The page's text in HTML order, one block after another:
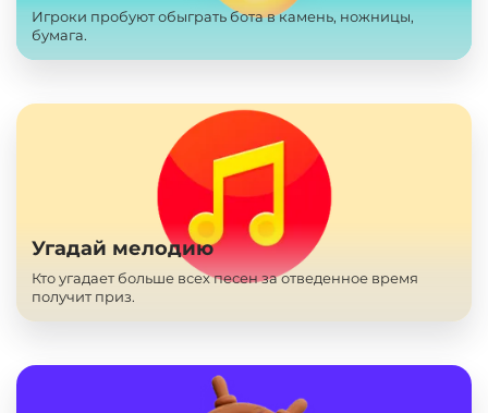
Игроки пробуют обыграть бота в камень, ножницы,
бумага.
Угадай мелодию
Кто угадает больше всех песен за отведенное время
получит приз.